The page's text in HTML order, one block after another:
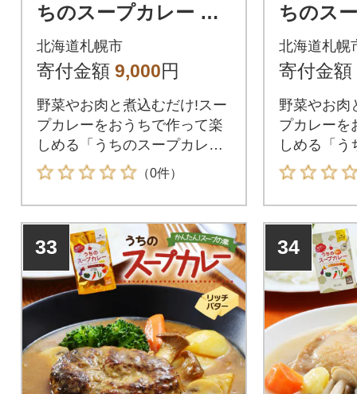
ちのスープカレー 濃
厚エビ味 2人前×6袋_
hs299-037
北海道札幌市
寄付金額 9,000円
野菜やお肉と煮込むだけ!スー
プカレーをおうちで作って楽
しめる「うちのスープカレー
濃厚エビ味」を北海道札幌市
からお届けします。「北海道
のスープカレーを全国のご家
庭に届けたい!」そんな想いか
ら生まれた、ピーアンドピー
のスープカレーの素。お好み
の具材を炒めてスープカレー
の素と合わせるだけの簡単調
理で自宅で手軽にスープカレ
ーが作れちゃう!
（0件）
ちのス
布だし
6袋
北海道札幌
寄付金額
野菜やお肉
プカレーを
しめる「う
昆布だし
幌市からお
海道のスー
ご家庭に届
いから生ま
ピーのス
好みの具材
レーの素と
単調理で自
カレーが作
33 34